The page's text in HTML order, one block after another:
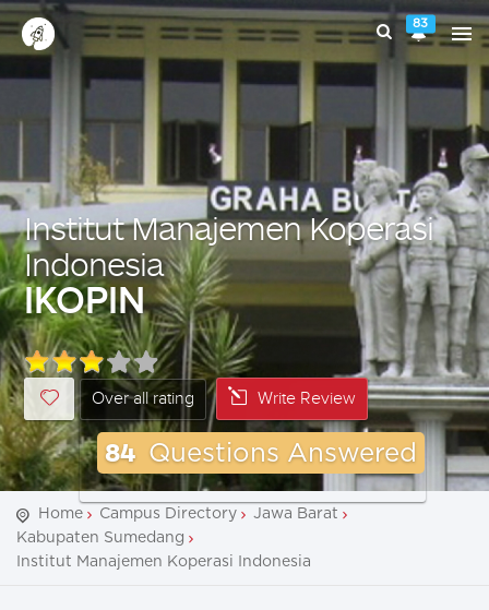
83
Institut Manajemen Koperasi
Indonesia
IKOPIN
Over all rating Write Review
84 Questions Answered
Home Campus Directory
Jawa Barat
Kabupaten Sumedang
Institut Manajemen Koperasi Indonesia